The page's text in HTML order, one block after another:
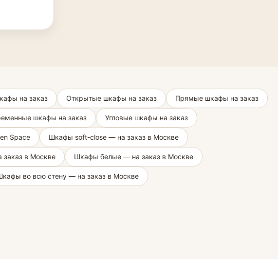
на заказ Открытые шкафы на заказ Прямые шкафы на заказ
шкафы на заказ Угловые шкафы на заказ
Space Шкафы soft-close — на заказ в Москве
в Москве Шкафы белые — на заказ в Москве
во всю стену — на заказ в Москве